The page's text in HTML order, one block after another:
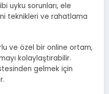
uyku sorunları, ele
teknikleri ve rahatlama
ve özel bir online ortam,
kolaylaştırabilir.
gelmek için